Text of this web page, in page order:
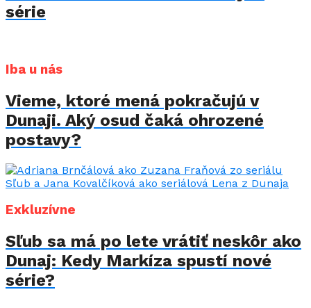
série
Iba u nás
Vieme, ktoré mená pokračujú v
Dunaji. Aký osud čaká ohrozené
postavy?
Exkluzívne
Sľub sa má po lete vrátiť neskôr ako
Dunaj: Kedy Markíza spustí nové
série?